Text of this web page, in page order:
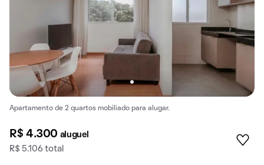
Apartamento de 2 quartos mobiliado para alugar.
R$ 4.300 aluguel
R$ 5.106 total